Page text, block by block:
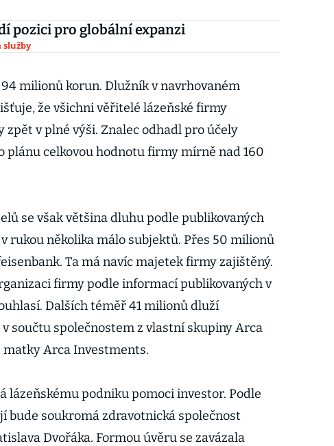
pozici pro globální expanzi
služby
milionů korun. Dlužník v navrhovaném
že všichni věřitelé lázeňské firmy
zpět v plné výši. Znalec odhadl pro účely
plánu celkovou hodnotu firmy mírně nad 160
se však většina dluhu podle publikovaných
rukou několika málo subjektů. Přes 50 milionů
Ta má navíc majetek firmy zajištěný.
firmy podle informací publikovaných v
Dalších téměř 41 milionů dluží
součtu společnostem z vlastní skupiny Arca
matky Arca Investments.
lázeňskému podniku pomoci investor. Podle
bude soukromá zdravotnická společnost
Dvořáka. Formou úvěru se zavázala